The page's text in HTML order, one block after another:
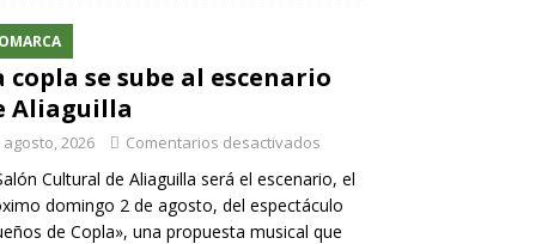
copla se sube al escenario
Aliaguilla
agosto, 2026 Comentarios desactivados
Cultural de Aliaguilla será el escenario, el
domingo 2 de agosto, del espectáculo
de Copla», una propuesta musical que